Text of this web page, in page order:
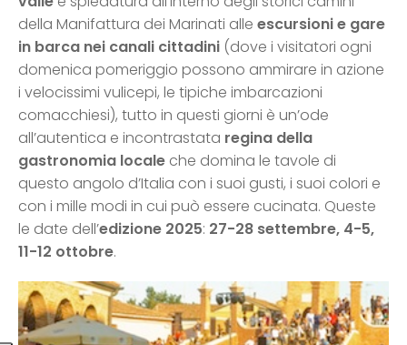
della Manifattura dei Marinati alle escursioni e gare
in barca nei canali cittadini (dove i visitatori ogni
domenica pomeriggio possono ammirare in azione
i velocissimi vulicepi, le tipiche imbarcazioni
comacchiesi), tutto in questi giorni è un’ode
all’autentica e incontrastata regina della
gastronomia locale che domina le tavole di
questo angolo d’Italia con i suoi gusti, i suoi colori e
con i mille modi in cui può essere cucinata. Queste
le date dell’edizione 2025: 27-28 settembre, 4-5,
11-12 ottobre.